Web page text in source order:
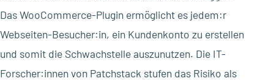
Das WooCommerce-Plugin ermöglicht es jedem:r
Webseiten-Besucher:in, ein Kundenkonto zu erstellen
und somit die Schwachstelle auszunutzen. Die IT-
Forscher:innen von Patchstack stufen das Risiko als